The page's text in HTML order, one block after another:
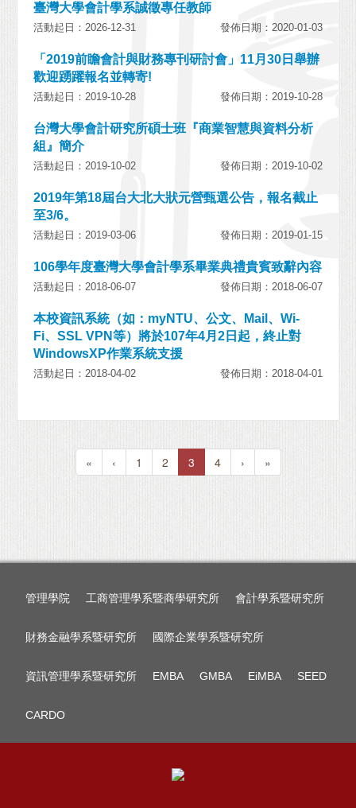
臺灣大學會計學系誠徵專任教師
活動起日：2026-12-31 發佈日期：2020-01-03
「2019前瞻會計與財務專刊研討會」11月30日舉辦
歡迎踴躍報名並轉寄!
活動起日：2019-10-28 發佈日期：2019-10-28
台灣大學會計研究所碩士班『商業智慧與資料分析
組』簡介
活動起日：2019-10-02 發佈日期：2019-10-02
2019年第18屆台大北大狀元營甄選公告，報名截止
至3/6。
活動起日：2019-03-06 發佈日期：2019-01-15
106學年度臺灣大學會計學系畢業典禮貴賓致辭內容
活動起日：2018-06-07 發佈日期：2018-06-07
本校資訊系統（如：myNTU、公文、Mail、Wi-
Fi、SSL VPN等）將於107年4月2日起，終止對
WindowsXP作業系統支援
活動起日：2018-04-02 發佈日期：2018-04-01
« ‹ 1 2 3 4 › »
管理學院 工商管理學系暨商學研究所 會計學系暨研究所
財務金融學系暨研究所 國際企業學系暨研究所
資訊管理學系暨研究所 EMBA GMBA EiMBA SEED
CARDO